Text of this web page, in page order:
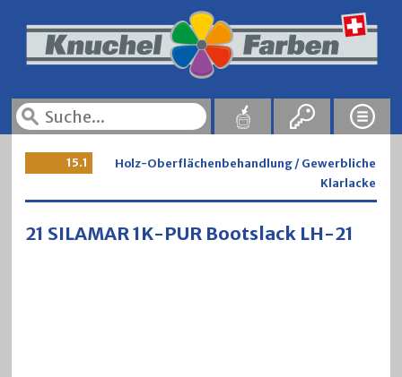
15.1
Holz-Oberflächenbehandlung / Gewerbliche
Klarlacke
21 SILAMAR 1K-PUR Bootslack LH-21